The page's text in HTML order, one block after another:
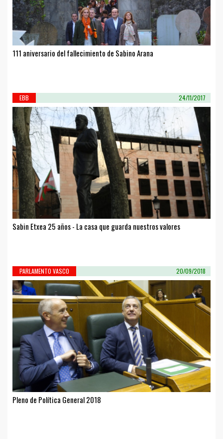
111 aniversario del fallecimiento de Sabino Arana
EBB 24/11/2017
Sabin Etxea 25 años - La casa que guarda nuestros valores
PARLAMENTO VASCO 20/09/2018
Pleno de Política General 2018